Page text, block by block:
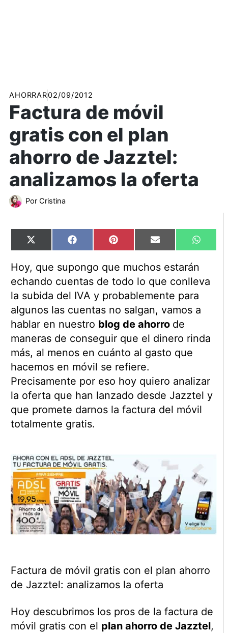
AHORRAR02/09/2012
Factura de móvil
gratis con el plan
ahorro de Jazztel:
analizamos la oferta
Por Cristina
Compartir
en
X
(Twitter)
Compartir
en
Facebook Compartir
en
Pinterest Compartir
en
Email
en
Hoy, que supongo que muchos estarán
echando cuentas de todo lo que conlleva
la subida del IVA y probablemente para
algunos las cuentas no salgan, vamos a
hablar en nuestro blog de ahorro de
maneras de conseguir que el dinero rinda
más, al menos en cuánto al gasto que
hacemos en móvil se refiere.
Precisamente por eso hoy quiero analizar
la oferta que han lanzado desde Jazztel y
que promete darnos la factura del móvil
totalmente gratis.
Factura de móvil gratis con el plan ahorro
de Jazztel: analizamos la oferta
Hoy descubrimos los pros de la factura de
móvil gratis con el plan ahorro de Jazztel,